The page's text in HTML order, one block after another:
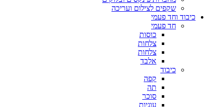
שקפים לצילום ועריכה
כיבוד וחד פעמי
חד פעמי
כוסות
צלחות
צלחות
אלבד
כיבוד
קפה
תה
סוכר
עוגיות